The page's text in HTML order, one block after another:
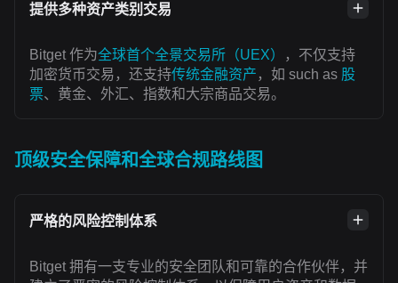
提供多种资产类别交易
Bitget 作为全球首个全景交易所（UEX）
，不仅支持
加密货币交易，还支持传统金融资产 ，如 such as 股
票、黄金、外汇、指数和大宗商品交易。
顶级安全保障和全球合规路线图
严格的风险控制体系
Bitget 拥有一支专业的安全团队和可靠的合作伙伴，并